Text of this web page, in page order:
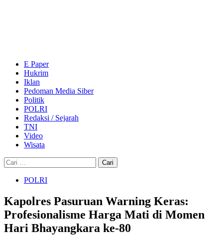
E Paper
Hukrim
Iklan
Pedoman Media Siber
Politik
POLRI
Redaksi / Sejarah
TNI
Video
Wisata
Cari
untuk:
POLRI
Kapolres Pasuruan Warning Keras:
Profesionalisme Harga Mati di Momen
Hari Bhayangkara ke-80